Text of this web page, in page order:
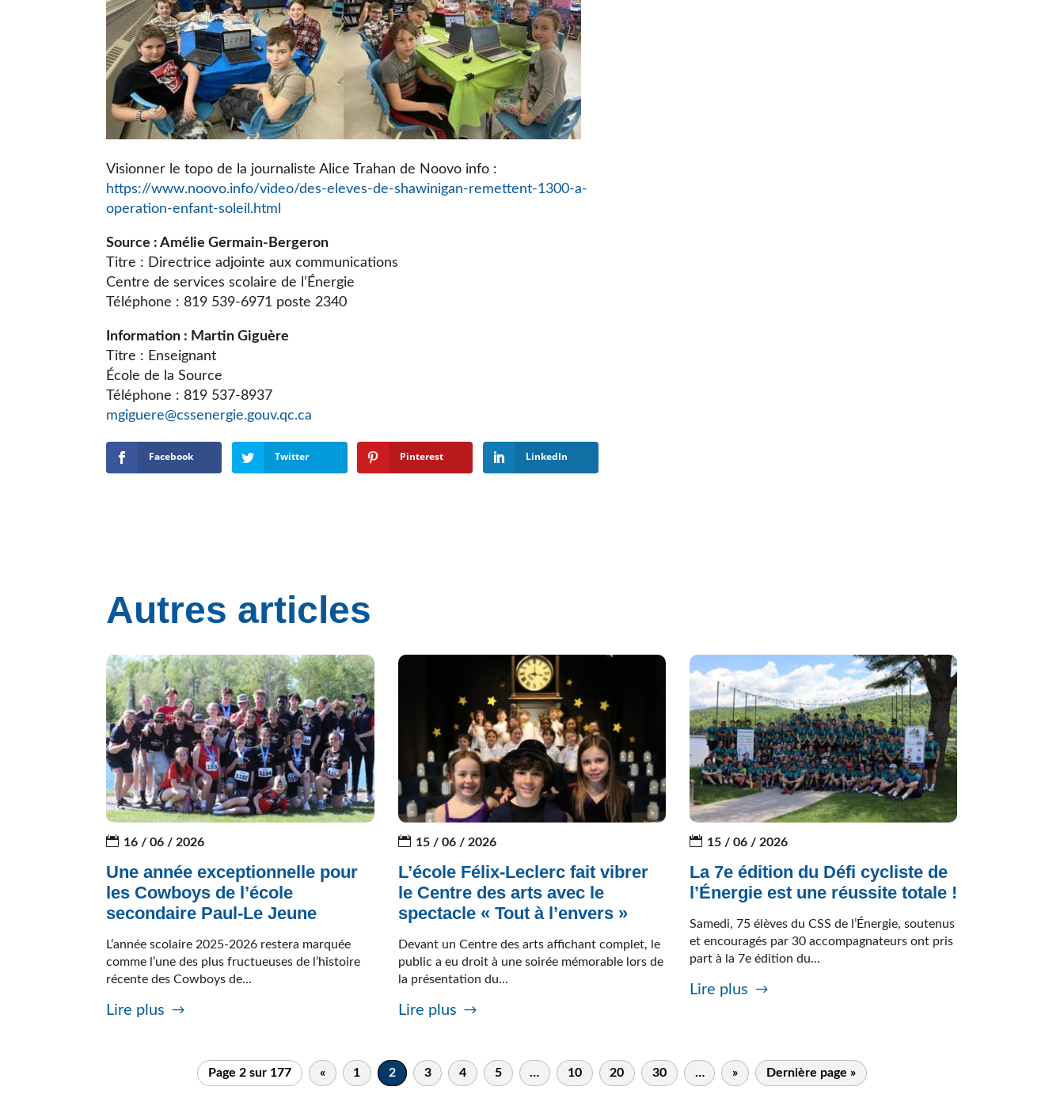
Visionner le topo de la journaliste Alice Trahan de Noovo info :
https://www.noovo.info/video/des-eleves-de-shawinigan-remettent-1300-a-
operation-enfant-soleil.html
Source : Amélie Germain-Bergeron
Titre : Directrice adjointe aux communications
Centre de services scolaire de l’Énergie
Téléphone : 819 539-6971 poste 2340
Information : Martin Giguère
Titre : Enseignant
École de la Source
Téléphone : 819 537-8937
mgiguere@cssenergie.gouv.qc.ca
Facebook Twitter Pinterest LinkedIn
Autres articles
16 / 06 / 2026
Une année exceptionnelle pour
les Cowboys de l’école
secondaire Paul-Le Jeune
L’année scolaire 2025-2026 restera marquée
comme l’une des plus fructueuses de l’histoire
récente des Cowboys de...
Lire plus
15 / 06 / 2026
L’école Félix-Leclerc fait vibrer
le Centre des arts avec le
spectacle « Tout à l’envers »
Devant un Centre des arts affichant complet, le
public a eu droit à une soirée mémorable lors de
la présentation du...
Lire plus
15 / 06 / 2026
La 7e édition du Défi cycliste de
l’Énergie est une réussite totale !
Samedi, 75 élèves du CSS de l’Énergie, soutenus
et encouragés par 30 accompagnateurs ont pris
part à la 7e édition du...
Lire plus
Page 2 sur 177 « 1 2 3 4 5 … 10 20 30 … » Dernière page »